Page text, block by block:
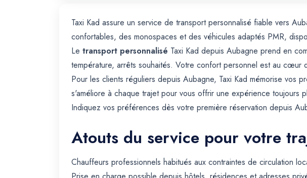
Taxi Kad assure un service de transport personnalisé fiable vers
confortables, des monospaces et des véhicules adaptés PMR,
Le transport personnalisé Taxi Kad depuis Aubagne prend en
température, arrêts souhaités. Votre confort personnel est au cœur
Pour les clients réguliers depuis Aubagne, Taxi Kad mémorise vos
s'améliore à chaque trajet pour vous offrir une expérience toujours
Indiquez vos préférences dès votre première réservation depuis
Atouts du service pour votre
Chauffeurs professionnels habitués aux contraintes de circulation